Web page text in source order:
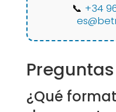
📞 +34
¿Qué